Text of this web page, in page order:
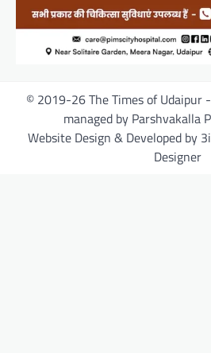
© 2019-26 The Times of Udaipur
managed by Parshvakalla
Website Design & Developed by
Designer